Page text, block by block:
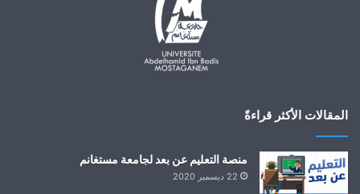
المقالات الأكثر قراءةً
منصة التعليم عن بعد لجامعة مستغانم
22 ديسمبر 2020